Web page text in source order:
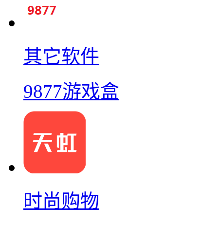
其它软件
9877游戏盒
时尚购物